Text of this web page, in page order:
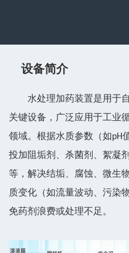
设备简介
水处理加药装置是用于
关键设备，广泛应用于工业
领域。根据水质参数（如pH
投加阻垢剂、杀菌剂、絮凝
等，解决结垢、腐蚀、微生
质变化（如流量波动、污染
免药剂浪费或处理不足。